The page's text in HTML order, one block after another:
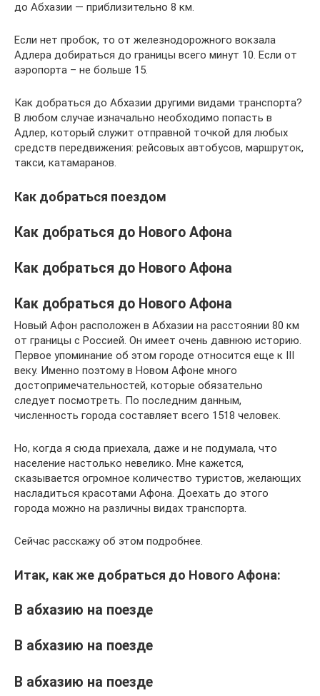
до Абхазии — приблизительно 8 км.
Если нет пробок, то от железнодорожного вокзала
Адлера добираться до границы всего минут 10. Если от
аэропорта – не больше 15.
Как добраться до Абхазии другими видами транспорта?
В любом случае изначально необходимо попасть в
Адлер, который служит отправной точкой для любых
средств передвижения: рейсовых автобусов, маршруток,
такси, катамаранов.
Как добраться поездом
Как добраться до Нового Афона
Как добраться до Нового Афона
Как добраться до Нового Афона
Новый Афон расположен в Абхазии на расстоянии 80 км
от границы с Россией. Он имеет очень давнюю историю.
Первое упоминание об этом городе относится еще к III
веку. Именно поэтому в Новом Афоне много
достопримечательностей, которые обязательно
следует посмотреть. По последним данным,
численность города составляет всего 1518 человек.
Но, когда я сюда приехала, даже и не подумала, что
население настолько невелико. Мне кажется,
сказывается огромное количество туристов, желающих
насладиться красотами Афона. Доехать до этого
города можно на различны видах транспорта.
Сейчас расскажу об этом подробнее.
Итак, как же добраться до Нового Афона:
В абхазию на поезде
В абхазию на поезде
В абхазию на поезде